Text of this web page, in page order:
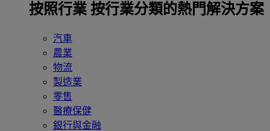
按照行業 按行業分類的熱門解決方案
汽車
農業
物流
製造業
零售
醫療保健
銀行與金融